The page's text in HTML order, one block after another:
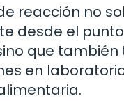
reacción no
desde el
que también
en